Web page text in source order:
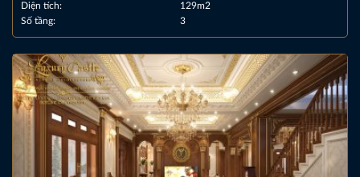
Diện tích:
129m2
Số tầng:
3